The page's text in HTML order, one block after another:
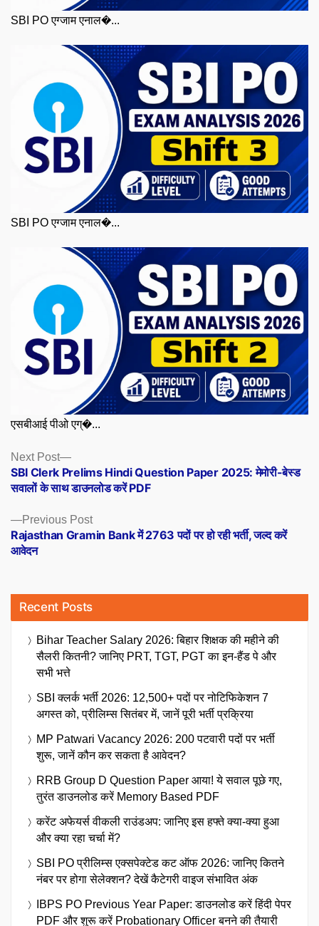
SBI PO एग्जाम एनाल�...
SBI PO एग्जाम एनाल�...
एसबीआई पीओ एग्�...
Posts
navigation
Previous PostPrevious
post:
Rajasthan Gramin Bank में 2763 पदों पर हो रही भर्ती, जल्द करें
आवेदन
Next Post
Next
post:
SBI Clerk Prelims Hindi Question Paper 2025: मेमोरी-बेस्ड
सवालों के साथ डाउनलोड करें PDF
Recent Posts
Bihar Teacher Salary 2026: बिहार शिक्षक की महीने की
सैलरी कितनी? जानिए PRT, TGT, PGT का इन-हैंड पे और
सभी भत्ते
SBI क्लर्क भर्ती 2026: 12,500+ पदों पर नोटिफिकेशन 7
अगस्त को, प्रीलिम्स सितंबर में, जानें पूरी भर्ती प्रक्रिया
MP Patwari Vacancy 2026: 200 पटवारी पदों पर भर्ती
शुरू, जानें कौन कर सकता है आवेदन?
RRB Group D Question Paper आया! ये सवाल पूछे गए,
तुरंत डाउनलोड करें Memory Based PDF
करेंट अफेयर्स वीकली राउंडअप: जानिए इस हफ्ते क्या-क्या हुआ
और क्या रहा चर्चा में?
SBI PO प्रीलिम्स एक्सपेक्टेड कट ऑफ 2026: जानिए कितने
नंबर पर होगा सेलेक्शन? देखें कैटेगरी वाइज संभावित अंक
IBPS PO Previous Year Paper: डाउनलोड करें हिंदी पेपर
PDF और शुरू करें Probationary Officer बनने की तैयारी